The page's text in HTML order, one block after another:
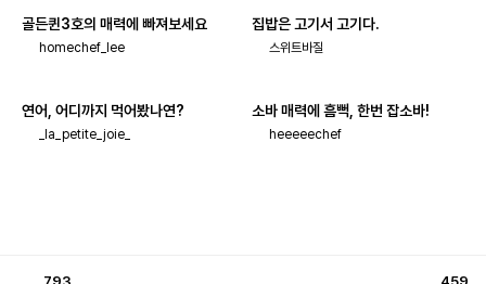
골든퀸3호의 매력에 빠져보세요
homechef_lee
집밥은 고기서 고기다.
스위트바질
연어, 어디까지 먹어봤나연?
_la_petite_joie_
소바 매력에 흠뻑, 한번 잡소바!
heeeeechef